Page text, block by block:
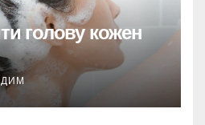
голову кожен